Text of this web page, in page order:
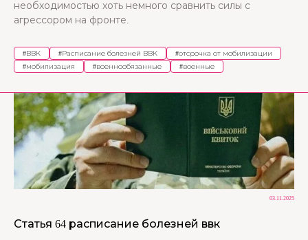
необходимостью хоть немного сравнить силы с
агрессором на фронте.
#ВВК #Расписание болезней ВВК #отсрочка от мобилизации
#мобилизация #военнообязанные #военные
03.11.2025
Статья 64 расписание болезней ввк